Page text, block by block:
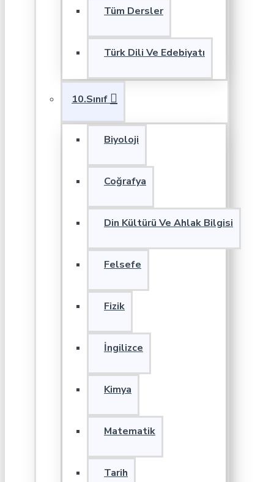
Tüm Dersler
Türk Dili Ve Edebiyatı
10.Sınıf
Biyoloji
Coğrafya
Din Kültürü Ve Ahlak Bilgisi
Felsefe
Fizik
İngilizce
Kimya
Matematik
Tarih